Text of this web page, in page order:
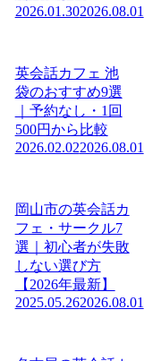
2026.01.302026.08.01
英会話カフェ 池
袋のおすすめ9選
｜予約なし・1回
500円から比較
2026.02.022026.08.01
岡山市の英会話カ
フェ・サークル7
選｜初心者が失敗
しない選び方
【2026年最新】
2025.05.262026.08.01